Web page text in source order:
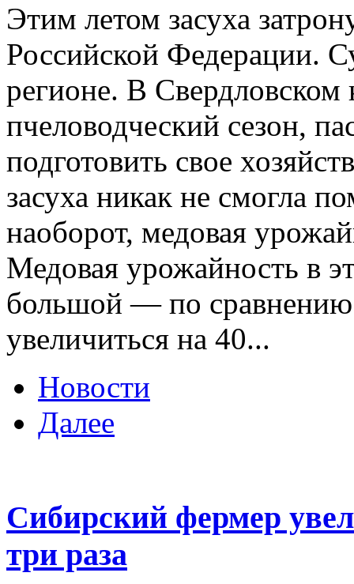
Этим летом засуха
Российской Федерации.
регионе. В
пчеловодческий сезон,
подготовить свое
засуха никак не смогла
наоборот, медовая
Медовая урожайность в
большой — по
увеличиться на 40...
Новости
Далее
Сибирский фермер
три раза